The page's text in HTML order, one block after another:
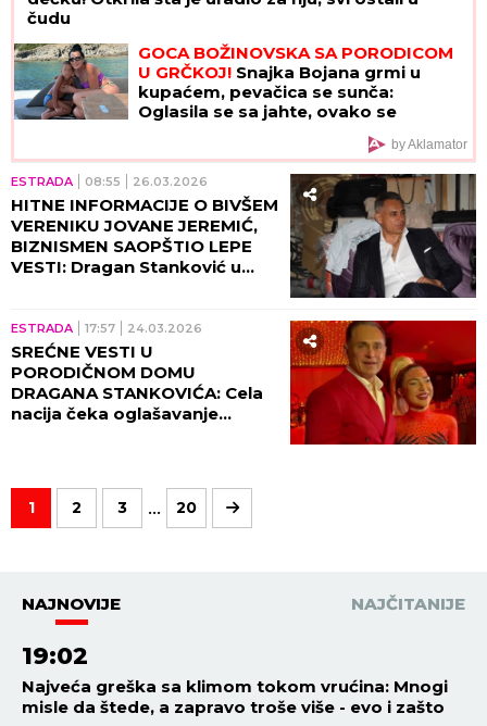
čudu
GOCA BOŽINOVSKA SA PORODICOM
U GRČKOJ! Snajka Bojana grmi u
kupaćem, pevačica se sunča:
Oglasila se sa jahte, ovako se
by Aklamator
ESTRADA 08:55 26.03.2026
HITNE INFORMACIJE O BIVŠEM
VERENIKU JOVANE JEREMIĆ,
BIZNISMEN SAOPŠTIO LEPE
VESTI: Dragan Stanković u
ESTRADA 17:57 24.03.2026
SREĆNE VESTI U
PORODIČNOM DOMU
DRAGANA STANKOVIĆA: Cela
nacija čeka oglašavanje
1 2 3 ... 20
NAJNOVIJE NAJČITANIJE
19:02
Najveća greška sa klimom tokom vrućina: Mnogi
misle da štede, a zapravo troše više - evo i zašto